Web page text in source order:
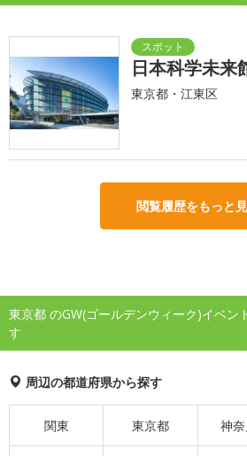
日本科学未来
東京都・江東区
閲覧履歴をもっと
東京都 のGW(ゴールデンウィーク)イベン
す
周辺の都道府県から探す
関東 東京都 神